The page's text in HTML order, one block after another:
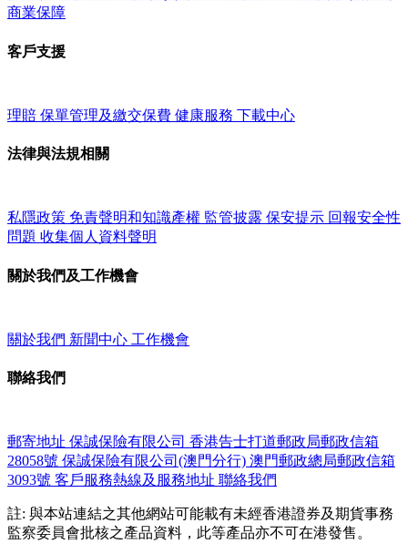
商業保障
客戶支援
理賠 保單管理及繳交保費 健康服務 下載中心
法律與法規相關
私隱政策 免責聲明和知識產權 監管披露 保安提示 回報安全性
問題 收集個人資料聲明
關於我們及工作機會
關於我們 新聞中心 工作機會
聯絡我們
郵寄地址 保誠保險有限公司 香港告士打道郵政局郵政信箱
28058號 保誠保險有限公司(澳門分行) 澳門郵政總局郵政信箱
3093號 客戶服務熱線及服務地址 聯絡我們
註: 與本站連結之其他網站可能載有未經香港證券及期貨事務
監察委員會批核之產品資料，此等產品亦不可在港發售。